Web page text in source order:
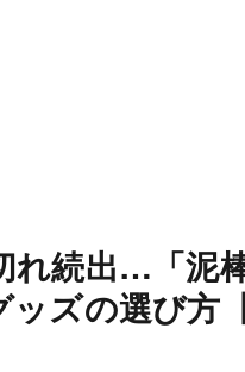
れ続出…「泥
ズの選び方